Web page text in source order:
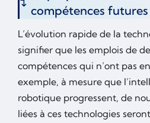
compétences futures
L’évolution rapide de la
signifier que les emplois de
compétences qui n’ont pas
exemple, à mesure que
robotique progressent, de
liées à ces technologies